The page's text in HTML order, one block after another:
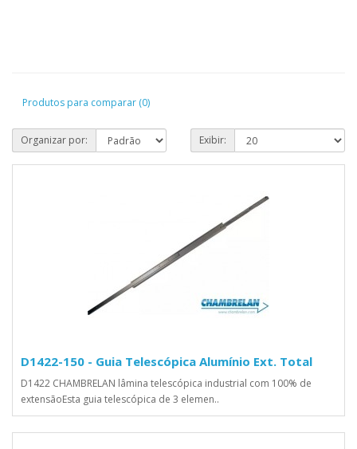
Produtos para comparar (0)
Organizar por: Exibir:
D1422-150 - Guia Telescópica Alumínio Ext. Total
D1422 CHAMBRELAN lâmina telescópica industrial com 100% de
extensãoEsta guia telescópica de 3 elemen..